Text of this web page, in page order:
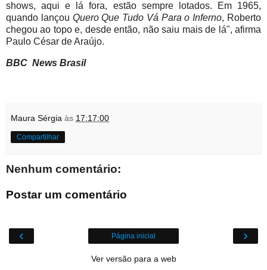
shows, aqui e lá fora, estão sempre lotados. Em 1965,
quando lançou Quero Que Tudo Vá Para o Inferno, Roberto
chegou ao topo e, desde então, não saiu mais de lá", afirma
Paulo César de Araújo.
BBC News Brasil
Maura Sérgia às 17:17:00
Compartilhar
Nenhum comentário:
Postar um comentário
‹ ›
Página inicial
Ver versão para a web